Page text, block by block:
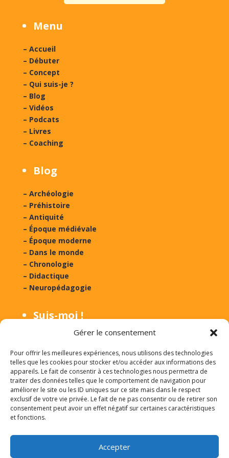
Gérer le consentement
Pour offrir les meilleures expériences, nous utilisons des technologies
telles que les cookies pour stocker et/ou accéder aux informations des
appareils. Le fait de consentir à ces technologies nous permettra de
traiter des données telles que le comportement de navigation pour
améliorer le site ou les ID uniques sur ce site mais dans le respect
exclusif de votre vie privée. Le fait de ne pas consentir ou de retirer son
consentement peut avoir un effet négatif sur certaines caractéristiques
et fonctions.
Accepter
Menu
– Accueil
– Débuter
– Concept
– Qui suis-je ?
– Blog
– Vidéos
– Podcats
– Livres
– Coaching
Blog
– Archéologie
– Préhistoire
– Antiquité
– Époque médiévale
– Époque moderne
– Dans le monde
– Chronologie
– Didactique
– Neuropédagogie
Suis-moi !
Suivre Suivre
Suivre
1 clic ici